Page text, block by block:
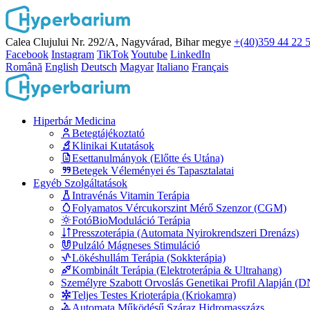
Calea Clujului Nr. 292/A, Nagyvárad, Bihar megye +(40)359 44 22
Facebook Instagram TikTokYoutube LinkedIn
Română English Deutsch Magyar Italiano Français
Hiperbár Medicina
Betegtájékoztató
Klinikai Kutatások
Esettanulmányok (Előtte és Utána)
Betegek Véleményei és Tapasztalatai
Egyéb Szolgáltatások
Intravénás Vitamin Terápia
Folyamatos Vércukorszint Mérő Szenzor (CGM)
FotóBioModuláció Terápia
Presszoterápia (Automata Nyirokrendszeri Drenázs)
Pulzáló Mágneses Stimuláció
Lökéshullám Terápia (Sokkterápia)
Kombinált Terápia (Elektroterápia & Ultrahang)
Személyre Szabott Orvoslás Genetikai Profil Alapján
Teljes Testes Krioterápia (Kriokamra)
Automata Működésű Száraz Hidromasszázs